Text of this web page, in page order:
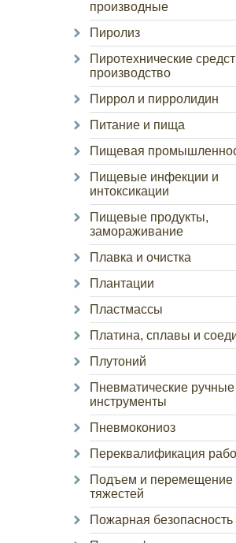
производные
Пиролиз
Пиротехнические
производство
Пиррол и пирролидин
Питание и пища
Пищевая
Пищевые инфекции и
интоксикации
Пищевые продукты,
замораживание
Плавка и очистка
Плантации
Пластмассы
Платина, сплавы и
Плутоний
Пневматические ручные
инструменты
Пневмокониоз
Переквалификация
Подъем и перемещение
тяжестей
Пожарная безопасность